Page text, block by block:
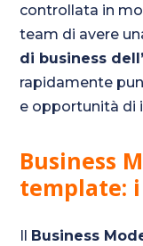
controllata in
team di avere
di business
rapidamente
e opportunità di
Business
template:
Il Business